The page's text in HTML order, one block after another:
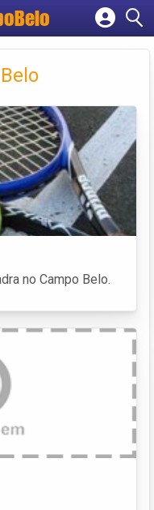
empresa
no Campo Belo.